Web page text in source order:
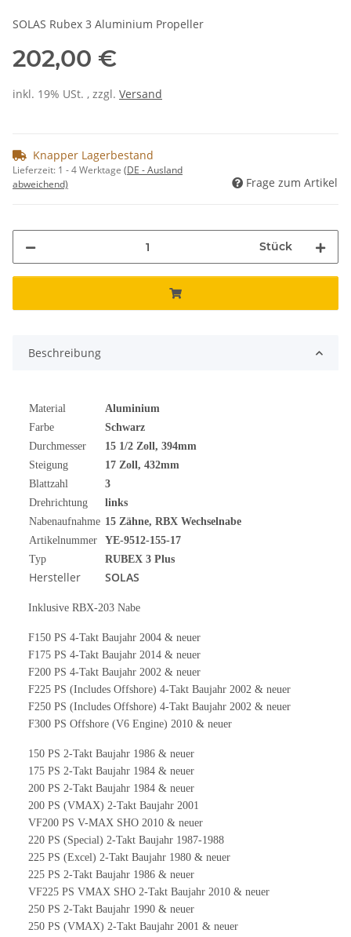
SOLAS Rubex 3 Aluminium Propeller
202,00 €
inkl. 19% USt. , zzgl. Versand
Knapper Lagerbestand
Lieferzeit: 1 - 4 Werktage (DE - Ausland
abweichend)
Frage zum Artikel
Stück
Beschreibung
Material
Aluminium
Farbe
Schwarz
Durchmesser
15 1/2 Zoll, 394mm
Steigung
17 Zoll, 432mm
Blattzahl
3
Drehrichtung
links
Nabenaufnahme 15 Zähne, RBX Wechselnabe
Artikelnummer
YE-9512-155-17
Typ
RUBEX 3 Plus
Hersteller SOLAS
Inklusive RBX-203 Nabe
F150 PS 4-Takt Baujahr 2004 & neuer
F175 PS 4-Takt Baujahr 2014 & neuer
F200 PS 4-Takt Baujahr 2002 & neuer
F225 PS (Includes Offshore) 4-Takt Baujahr 2002 & neuer
F250 PS (Includes Offshore) 4-Takt Baujahr 2002 & neuer
F300 PS Offshore (V6 Engine) 2010 & neuer
150 PS 2-Takt Baujahr 1986 & neuer
175 PS 2-Takt Baujahr 1984 & neuer
200 PS 2-Takt Baujahr 1984 & neuer
200 PS (VMAX) 2-Takt Baujahr 2001
VF200 PS V-MAX SHO 2010 & neuer
220 PS (Special) 2-Takt Baujahr 1987-1988
225 PS (Excel) 2-Takt Baujahr 1980 & neuer
225 PS 2-Takt Baujahr 1986 & neuer
VF225 PS VMAX SHO 2-Takt Baujahr 2010 & neuer
250 PS 2-Takt Baujahr 1990 & neuer
250 PS (VMAX) 2-Takt Baujahr 2001 & neuer